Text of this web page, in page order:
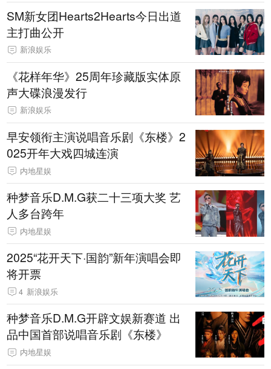
SM新女团Hearts2Hearts今日出道
主打曲公开
新浪娱乐
《花样年华》25周年珍藏版实体原
声大碟浪漫发行
新浪娱乐
早安领衔主演说唱音乐剧《东楼》2
025开年大戏四城连演
内地星娱
种梦音乐D.M.G获二十三项大奖 艺
人多台跨年
内地星娱
2025“花开天下·国韵”新年演唱会即
将开票
4 新浪娱乐
种梦音乐D.M.G开辟文娱新赛道 出
品中国首部说唱音乐剧《东楼》
内地星娱